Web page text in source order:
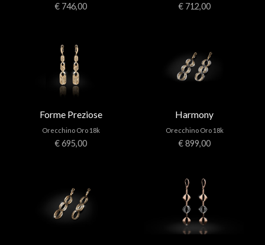
€ 746,00 € 712,00
Forme Preziose
Orecchino Oro 18k
€ 695,00
Harmony
Orecchino Oro 18k
€ 899,00